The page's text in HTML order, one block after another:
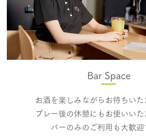
Bar Space
お酒を楽しみながら​お待ちいた
プレー後の休憩にもお使いいた
バーのみのご利用も大歓迎